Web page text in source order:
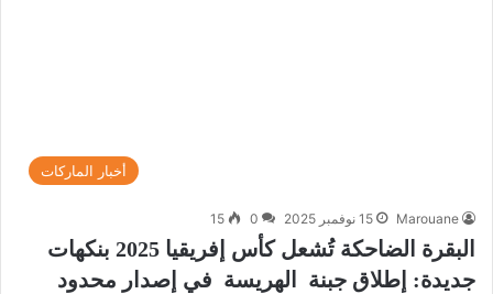
أخبار الماركات
Marouane 15 نوفمبر 2025 0
15
البقرة الضاحكة تُشعل كأس إفريقيا 2025 بنكهات
جديدة: إطلاق جبنة الهريسة في إصدار محدود